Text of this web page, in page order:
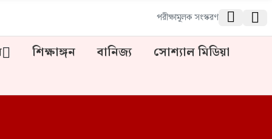
পরীক্ষামূলক সংস্করণ  
শিক্ষাঙ্গন বানিজ্য
সোশ্যাল মিডিয়া